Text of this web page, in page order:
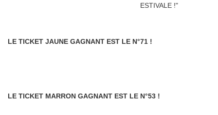
LE TICKET JAUNE GAGNANT EST LE N°71 !
LE TICKET MARRON GAGNANT EST LE N°53 !